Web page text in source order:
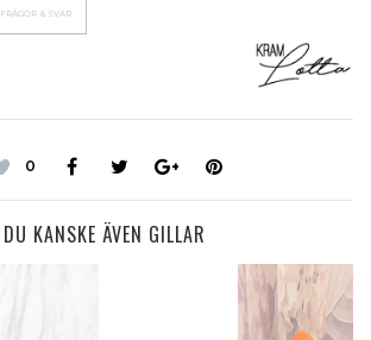
FRÅGOR & SVAR
0
DU KANSKE ÄVEN GILLAR